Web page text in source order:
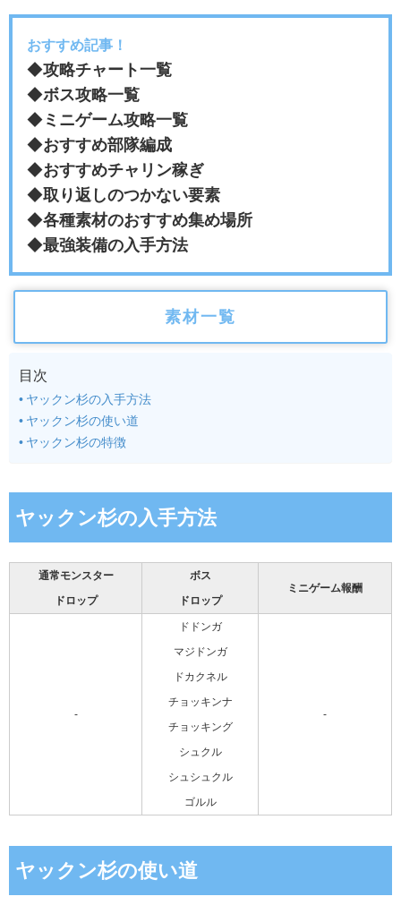
おすすめ記事！
◆攻略チャート一覧
◆ボス攻略一覧
◆ ミニゲーム攻略一覧
◆おすすめ部隊編成
◆おすすめチャリン稼ぎ
◆取り返しのつかない要素
◆各種素材のおすすめ集め場所
◆最強装備の入手方法
素材一覧
目次
ヤックン杉の入手方法
ヤックン杉の使い道
ヤックン杉の特徴
ヤックン杉の入手方法
通常モンスター
ドロップ
ボス
ドロップ
ミニゲーム報酬
-
ドドンガ
マジドンガ
ドカクネル
チョッキンナ
チョッキング
シュクル
シュシュクル
ゴルル
-
ヤックン杉の使い道